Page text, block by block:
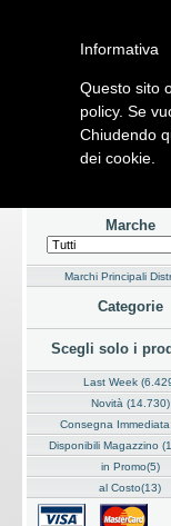
Home Listino
Hardware
Marche
Marchi Principali
Categorie
Scegli solo i
Last Week
Novità (14.730)
Consegna
Disponibili Magazzino
in Promo(5)
al Costo(13)
Informativa
Questo sito
policy. Se
Chiudendo
dei cookie.